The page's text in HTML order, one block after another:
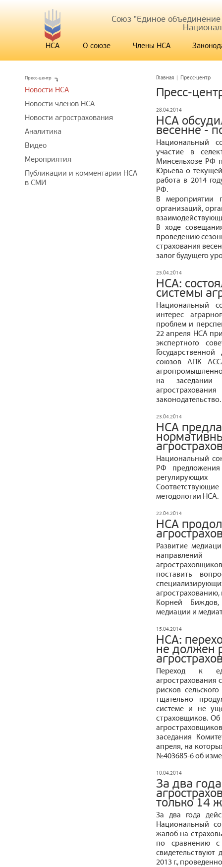
Союз "Единое
НСА О союзе Члены НСА
Главная | Пресс-центр
Пресс-
28.04.2014
НСА
весенне -
Национальный
участие в
Минсельхозе РФ
Юрьева о
работа в 2014
РФ.
В мероприятии
организаций,
В ходе
проведению
страхования
залог будущего
25.04.2014
НСА:
системы
Национальный
интерес
проблем и
22 апреля НСА
экспертного
союзов АПК
на заседании
законодательство.
23.04.2014
НСА
Национальный
РФ
методологии НСА.
22.04.2014
НСА
Развитие
направлений
поставить
Корней
медиации и
15.04.2014
НСА:
не должен
Переход к
агрострахования
рисков
тщательно
системе и не
страховщиков. Об
заседания
апреля, на
№403685-6 об
10.04.2014
За два
только 14
За два года
Национальный
жалоб на
по сравнению с
2013 г.,
Пресс-центр
Новости НСА
Новости членов НСА
Новости агрострахования
Аналитика
Видео
Мероприятия
Публикации и комментарии НСА
в СМИ